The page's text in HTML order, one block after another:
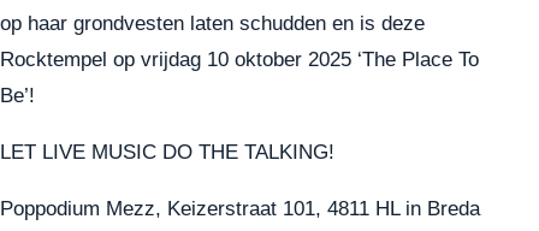
op haar grondvesten laten schudden en is deze
Rocktempel op vrijdag 10 oktober 2025 ‘The Place To
Be’!
LET LIVE MUSIC DO THE TALKING!
Poppodium Mezz, Keizerstraat 101, 4811 HL in Breda